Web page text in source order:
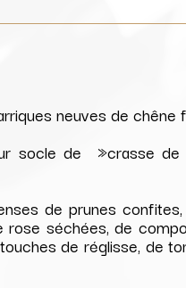
neuves de chêne
socle de »crasse
de prunes
rose séchées, de
de réglisse, de